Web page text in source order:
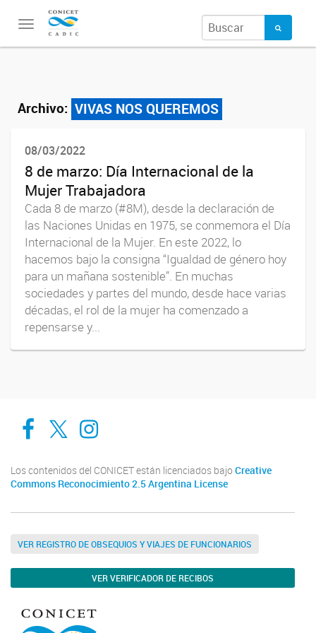
Toggle
Archivo: VIVAS NOS QUEREMOS
08/03/2022
8 de marzo: Día Internacional de la
Mujer Trabajadora
Cada 8 de marzo (#8M), desde la declaración de
las Naciones Unidas en 1975, se conmemora el Día
Internacional de la Mujer. En este 2022, lo
hacemos bajo la consigna “Igualdad de género hoy
para un mañana sostenible”. En muchas
sociedades y partes del mundo, desde hace varias
décadas, el rol de la mujer ha comenzado a
repensarse y...
Cadic en RedCADIC Ushuaia
Cadic en Red
Los contenidos del CONICET están licenciados bajo Creative
Commons Reconocimiento 2.5 Argentina License
VER REGISTRO DE OBSEQUIOS Y VIAJES DE FUNCIONARIOS
VER VERIFICADOR DE RECIBOS